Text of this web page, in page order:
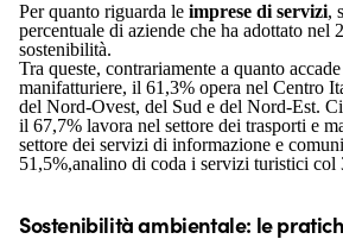
Per quanto riguarda le imprese di servizi,
percentuale di aziende che ha adottato nel
sostenibilità.
Tra queste, contrariamente a quanto
manifatturiere, il 61,3% opera nel Centro
del Nord-Ovest, del Sud e del Nord-Est.
il 67,7% lavora nel settore dei trasporti e
settore dei servizi di informazione e
51,5%,analino di coda i servizi turistici col
Sostenibilità ambientale: le